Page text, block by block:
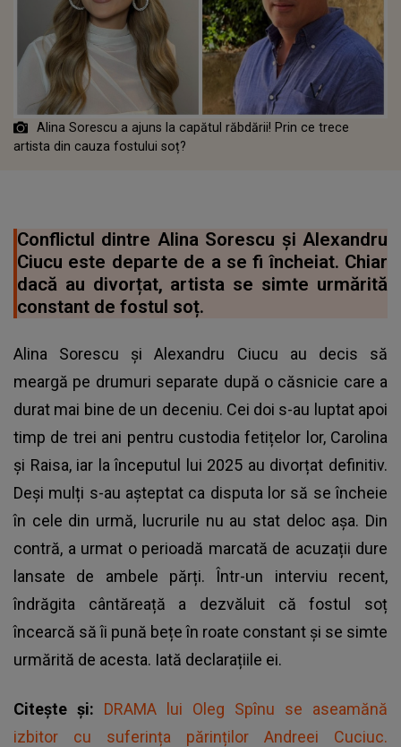
Alina Sorescu a ajuns la capătul răbdării! Prin ce trece
artista din cauza fostului soț?
Conflictul dintre Alina Sorescu și Alexandru
Ciucu este departe de a se fi încheiat. Chiar
dacă au divorțat, artista se simte urmărită
constant de fostul soț.
Alina Sorescu și Alexandru Ciucu au decis să
meargă pe drumuri separate după o căsnicie care a
durat mai bine de un deceniu. Cei doi s-au luptat apoi
timp de trei ani pentru custodia fetițelor lor, Carolina
și Raisa, iar la începutul lui 2025 au divorțat definitiv.
Deși mulți s-au așteptat ca disputa lor să se încheie
în cele din urmă, lucrurile nu au stat deloc așa. Din
contră, a urmat o perioadă marcată de acuzații dure
lansate de ambele părți. Într-un interviu recent,
îndrăgita cântăreață a dezvăluit că fostul soț
încearcă să îi pună bețe în roate constant și se simte
urmărită de acesta. Iată declarațiile ei.
Citește și: DRAMA lui Oleg Spînu se aseamănă
izbitor cu suferința părinților Andreei Cuciuc.